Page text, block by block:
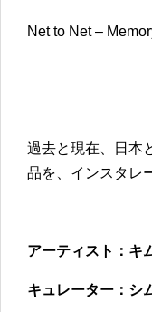
Net to Net –
過去と現在、日本
品を、インスタレ
アーティスト：キ
キュレーター：シ